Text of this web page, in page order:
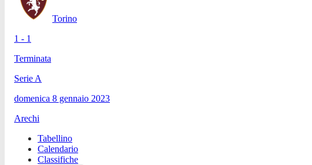
Torino
1 - 1
Terminata
Serie A
domenica 8 gennaio 2023
Arechi
Tabellino
Calendario
Classifiche